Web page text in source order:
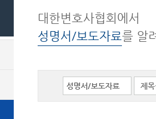
대한변호사협회에서
성명서/보도자료를 알